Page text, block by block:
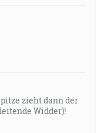
zieht dann der
Widder)!